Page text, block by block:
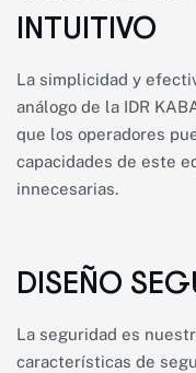
INTUITIVO
La simplicidad y
análogo de la IDR
que los operadores
capacidades de este
innecesarias.
DISEÑO
La seguridad es
características de